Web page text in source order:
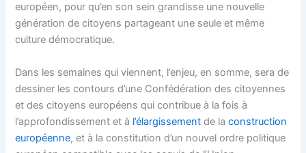
européen, pour qu’en son sein grandisse une nouvelle
génération de citoyens partageant une seule et même
culture démocratique.
Dans les semaines qui viennent, l’enjeu, en somme, sera de
dessiner les contours d’une Confédération des citoyennes
et des citoyens européens qui contribue à la fois à
l’approfondissement et à l’élargissement de laconstruction
européenne, et à la constitution d’un nouvel ordre politique